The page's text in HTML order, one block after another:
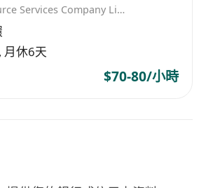
TG Human Resource Services Company Limited
月休6天
$70-80/小時